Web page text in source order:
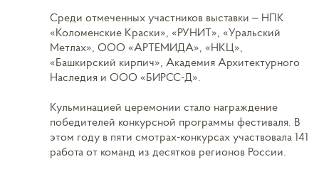
Среди отмеченных участников выставки – НПК
«Коломенские Краски», «РУНИТ», «Уральский
Метлах», ООО «АРТЕМИДА», «НКЦ»,
«Башкирский кирпич», Академия Архитектурного
Наследия и ООО «БИРСС-Д».
Кульминацией церемонии стало награждение
победителей конкурсной программы фестиваля. В
этом году в пяти смотрах-конкурсах участвовала 141
работа от команд из десятков регионов России.